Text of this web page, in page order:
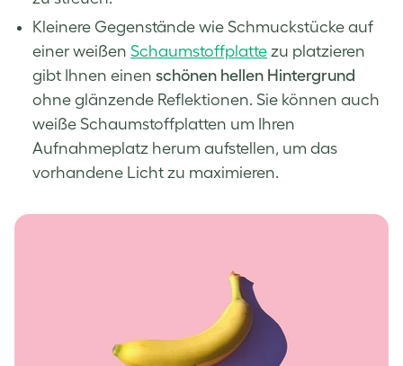
Kleinere Gegenstände wie Schmuckstücke auf
einer weißen Schaumstoffplatte zu platzieren
gibt Ihnen einen schönen hellen Hintergrund
ohne glänzende Reflektionen. Sie können auch
weiße Schaumstoffplatten um Ihren
Aufnahmeplatz herum aufstellen, um das
vorhandene Licht zu maximieren.